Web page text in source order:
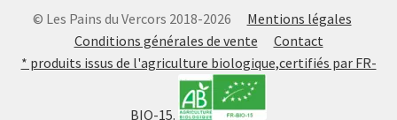
© Les Pains du Vercors 2018-2026 Mentions légales
Conditions générales de vente
Contact
* produits issus de l'agriculture biologique,certifiés par FR-
BIO-15.